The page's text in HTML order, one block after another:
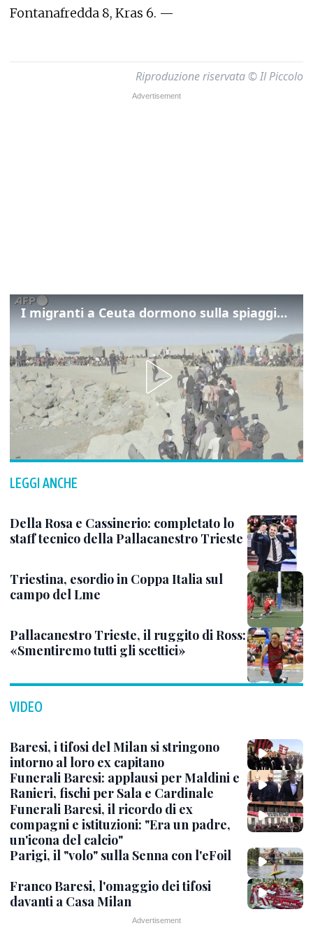
Fontanafredda 8, Kras 6. —
Riproduzione riservata © Il Piccolo
I migranti a Ceuta dormono sulla spiaggia: "Vogliamo entrare in Europa"
LEGGI ANCHE
Della Rosa e Cassinerio: completato lo
staff tecnico della Pallacanestro Trieste
Triestina, esordio in Coppa Italia sul
campo del Lme
Pallacanestro Trieste, il ruggito di Ross:
«Smentiremo tutti gli scettici»
VIDEO
Baresi, i tifosi del Milan si stringono
intorno al loro ex capitano
Funerali Baresi: applausi per Maldini e
Ranieri, fischi per Sala e Cardinale
Funerali Baresi, il ricordo di ex
compagni e istituzioni: "Era un padre,
un'icona del calcio"
Parigi, il "volo" sulla Senna con l'eFoil
Franco Baresi, l'omaggio dei tifosi
davanti a Casa Milan